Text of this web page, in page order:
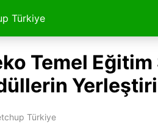
Türkiye
Temel
Türkiye